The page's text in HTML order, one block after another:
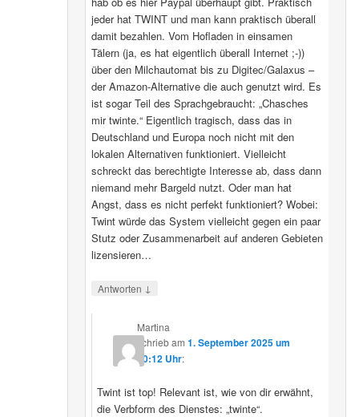
jeder hat TWINT und man kann praktisch überall
damit bezahlen. Vom Hofladen in einsamen
Tälern (ja, es hat eigentlich überall Internet ;-))
über den Milchautomat bis zu Digitec/Galaxus –
der Amazon-Alternative die auch genutzt wird. Es
ist sogar Teil des Sprachgebraucht: „Chasches
mir twinte.“ Eigentlich tragisch, dass das in
Deutschland und Europa noch nicht mit den
lokalen Alternativen funktioniert. Vielleicht
schreckt das berechtigte Interesse ab, dass dann
niemand mehr Bargeld nutzt. Oder man hat
Angst, dass es nicht perfekt funktioniert? Wobei:
Twint würde das System vielleicht gegen ein paar
Stutz oder Zusammenarbeit auf anderen Gebieten
lizensieren…
Antworten ↓
Martina
schriebam1. September 2025 um
20:12 Uhr:
Twint ist top! Relevant ist, wie von dir erwähnt,
die Verbform des Dienstes: „twinte“.